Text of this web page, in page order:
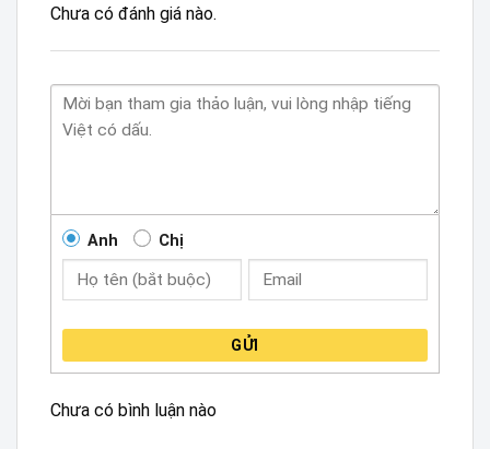
Chưa có đánh giá nào.
Anh Chị
GỬI
Chưa có bình luận nào